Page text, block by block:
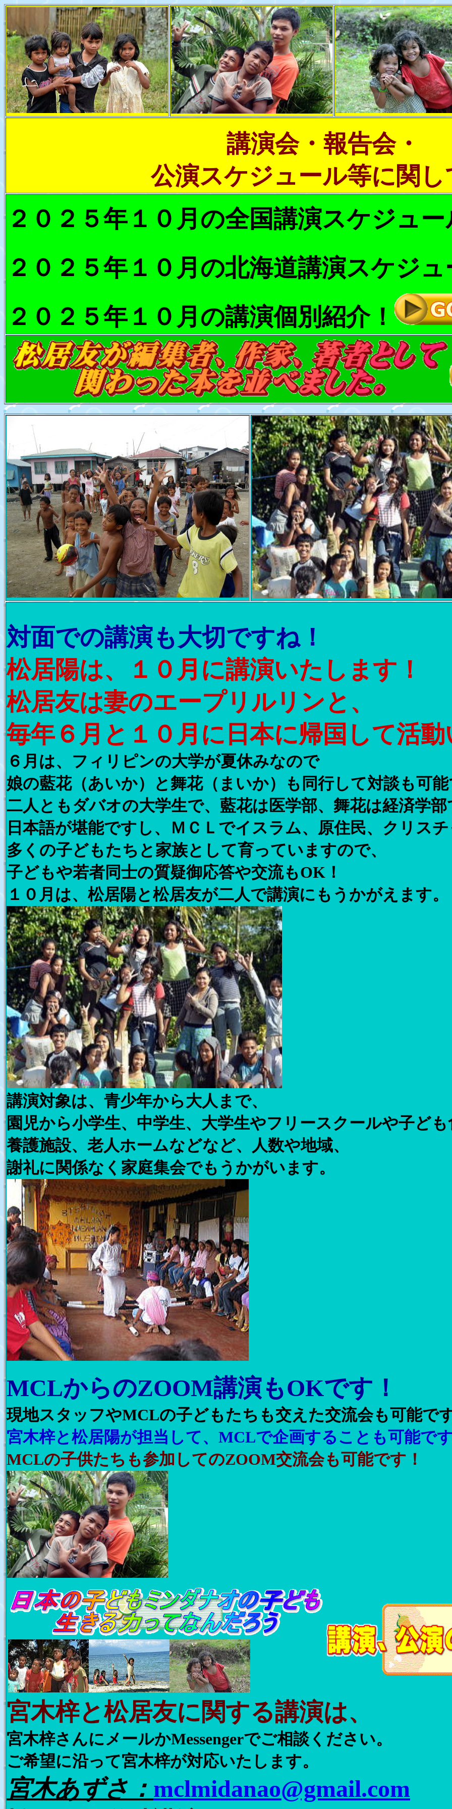
講演会・報告会・
公演スケジュール等に関し
２０２５年１０月の全国講演スケジュー
２０２５年１０月の北海道講演スケジ
２０２５年１０月の講演個別紹介！
対面での講演も大切ですね！
松居陽は、１０月に講演いたします！
松居友は妻のエープリルリンと、
毎年６月と１０月に日本に帰国して活
６月は、フィリピンの大学が夏休みなので
娘の藍花（あいか）と舞花（まいか）も同行して対談も可
二人ともダバオの大学生で、藍花は医学部、舞花は経済学部
日本語が堪能ですし、ＭＣＬでイスラム、原住民、クリス
多くの子どもたちと家族として育っていますので、
子どもや若者同士の質疑御応答や交流もOK！
１０月は、松居陽と松居友が二人で講演にもうかがえます。
講演対象は、青少年から大人まで、
園児から小学生、中学生、大学生やフリースクールや子ども
養護施設、老人ホームなどなど、人数や地域、
謝礼に関係なく家庭集会でもうかがいます。
MCLからのZOOM講演もOKです！
現地スタッフやMCLの子どもたちも交えた交流会も可能で
宮木梓と松居陽が担当して、MCLで企画することも可能で
MCLの子供たちも参加してのZOOM交流会も可能です！
宮木梓と松居友に関する講演は、
宮木梓さんにメールかMessengerでご相談ください。
ご希望に沿って宮木梓が対応いたします。
宮木あずさ： mclmidanao@gmail.com